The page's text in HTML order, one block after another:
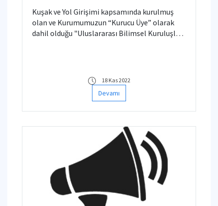
Kuşak ve Yol Girişimi kapsamında kurulmuş
olan ve Kurumumuzun “Kurucu Üye” olarak
dahil olduğu "Uluslararası Bilimsel Kuruluşlar
18 Kas 2022
Devamı